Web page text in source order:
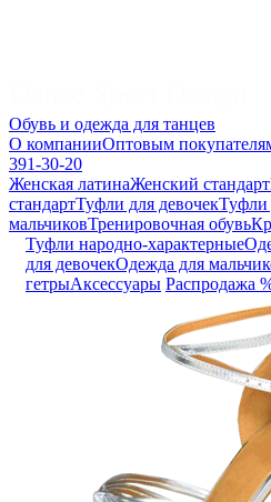
Обувь и одежда для танцев
О компанииОптовым
391-30-20
Женская латинаЖенский стандарт
стандартТуфли для девочекТуфли
мальчиковТренировочная обувь
Туфли народно-характерные
для девочекОдежда для
гетрыАксессуары Распродажа